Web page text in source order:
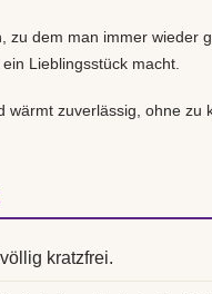
zu dem man immer wieder
Lieblingsstück macht.
zuverlässig, ohne
kratzfrei.